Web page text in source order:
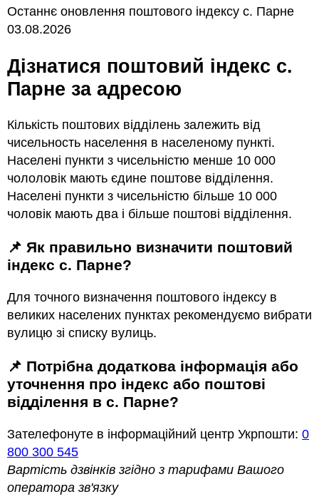
Останнє оновлення поштового індексу с. Парне
03.08.2026
Дізнатися поштовий індекс с.
Парне за адресою
Кількість поштових відділень залежить від
чисельность населення в населеному пункті.
Населені пункти з чисельністю менше 10 000
чололовік мають єдине поштове відділення.
Населені пункти з чисельністю більше 10 000
чоловік мають два і більше поштові відділення.
📌 Як правильно визначити поштовий
індекс с. Парне?
Для точного визначення поштового індексу в
великих населених пунктах рекомендуємо вибрати
вулицю зі списку вулиць.
📌 Потрібна додаткова інформація або
уточнення про індекс або поштові
відділення в с. Парне?
Зателефонуте в інформаційний центр Укрпошти: 0
800 300 545
Вартість дзвінків згідно з тарифами Вашого
оператора зв'язку